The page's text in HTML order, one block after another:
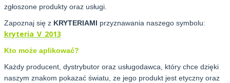
zgłoszone produkty oraz usługi.
Zapoznaj się z KRYTERIAMI przyznawania naszego symbolu:
kryteria_V_2013
Kto może aplikować?
Każdy producent, dystrybutor oraz usługodawca, który chce dzięki
naszym znakom pokazać światu, ze jego produkt jest etyczny oraz